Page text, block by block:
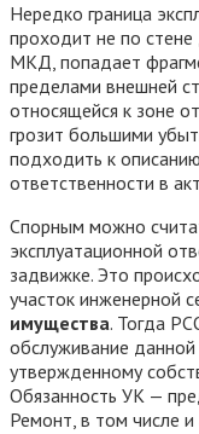
Нередко граница
проходит не по
МКД, попадает
пределами внешней
относящейся к зоне
грозит большими
подходить к
ответственности в
Спорным можно
эксплуатационной
задвижке. Это
участок инженерной
имущества. Тогда
обслуживание
утвержденному
Обязанность УК —
Ремонт, в том числе